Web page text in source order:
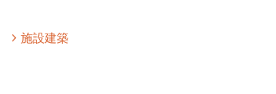
施設建築